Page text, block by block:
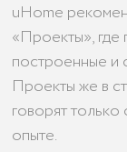
uHome
«Проекты», где
построенные и
Проекты же в
говорят
опыте.